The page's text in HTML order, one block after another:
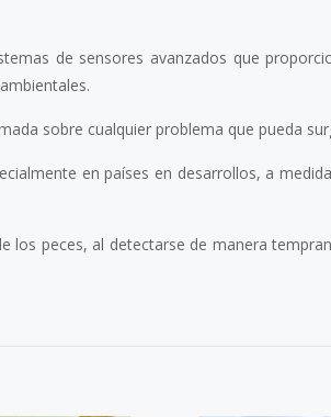
de sensores avanzados que
sobre cualquier problema que pueda
en países en desarrollos, a
peces, al detectarse de manera